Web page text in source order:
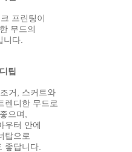
프린팅이
무드의
니다.
팁
거, 스커트와
렌디한 무드로
으며,
우터 안에
탑으로
좋답니다.